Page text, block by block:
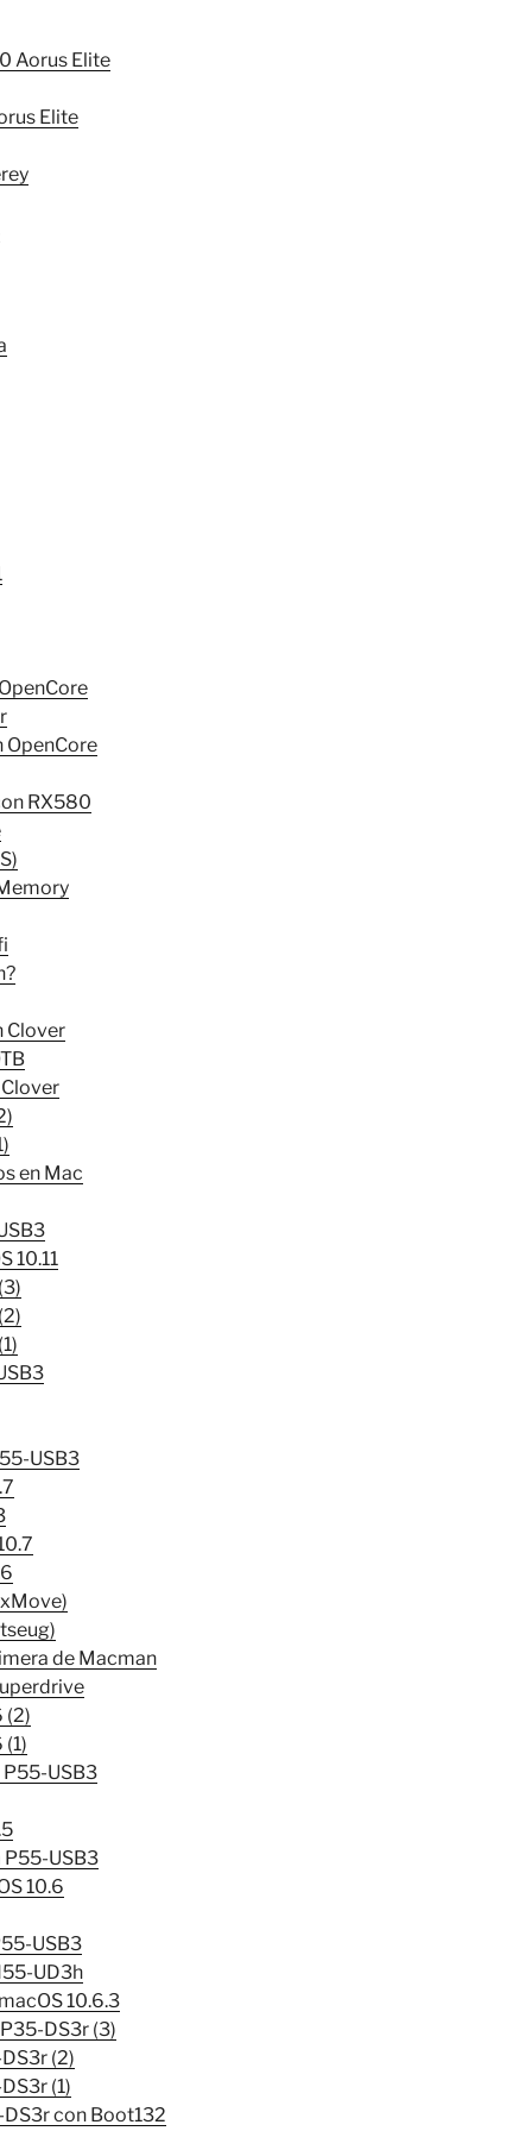
Aorus Elite
Elite
OpenCore
RX580
Clover
en Mac
10.11
USB3
de Macman
(2)
P55-USB3
P55-USB3
10.6
USB3
UD3h
10.6.3
DS3r (3)
(2)
(1)
con Boot132